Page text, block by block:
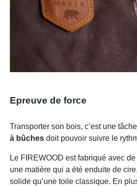
Epreuve de force
Transporter son bois, c’est une
à bûches doit pouvoir suivre le
Le FIREWOOD est fabriqué avec
une matière qui a été enduite de
solide qu’une toile classique. En